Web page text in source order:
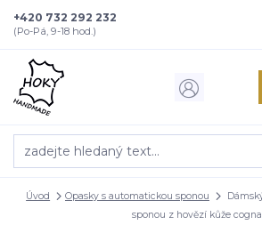
+420 732 292 232
(Po-Pá, 9-18 hod.)
Úvod Opasky s automatickou sponou
sponou z hovězí kůže